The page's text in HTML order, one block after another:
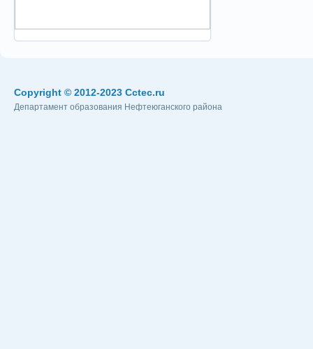
Copyright © 2012-2023 Cctec.ru
Департамент образования Нефтеюганского района